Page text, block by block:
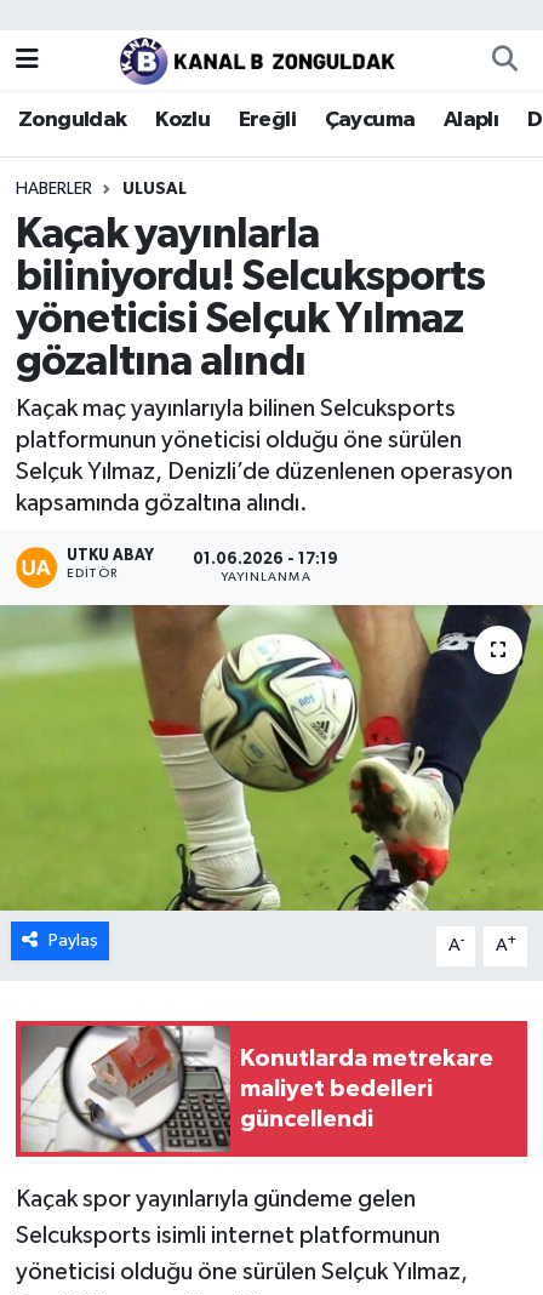
Zonguldak Kozlu Ereğli Çaycuma Alaplı
HABERLER ULUSAL
Kaçak yayınlarla
biliniyordu! Selcuksports
yöneticisi Selçuk Yılmaz
gözaltına alındı
Kaçak maç yayınlarıyla bilinen Selcuksports
platformunun yöneticisi olduğu öne sürülen
Selçuk Yılmaz, Denizli’de düzenlenen operasyon
kapsamında gözaltına alındı.
UTKU ABAY
EDITÖR
01.06.2026 - 17:19
YAYINLANMA
Paylaş A- A+
Konutlarda metrekare
maliyet bedelleri
güncellendi
Kaçak spor yayınlarıyla gündeme gelen
Selcuksports isimli internet platformunun
yöneticisi olduğu öne sürülen Selçuk Yılmaz,
Zonguldak
Kozlu
Ereğli
Çaycuma
Alaplı
Devrek
Gökçebey
Spor
Zonguldak Nöbetçi Eczaneler
Zonguldak Hava Durumu
Zonguldak Trafik Yoğunluk Haritası
Puan Durumu ve Fikstür
Tüm Manşetler
Son Dakika Haberleri
Haber Arşivi